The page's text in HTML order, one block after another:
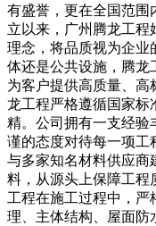
有盛誉，更在全国范围
立以来，广州腾龙工程
理念，将品质视为企业
体还是公共设施，腾龙
为客户提供高质量、高
龙工程严格遵循国家标
精。公司拥有一支经验
谨的态度对待每一项工
与多家知名材料供应商
料，从源头上保障工程
工程在施工过程中，严
理、主体结构、屋面防